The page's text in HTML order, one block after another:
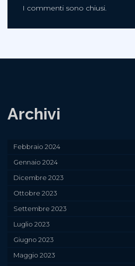
I commenti sono chiusi.
Archivi
Febbraio 2024
Gennaio 2024
Dicembre 2023
Ottobre 2023
Settembre 2023
Luglio 2023
Giugno 2023
Maggio 2023